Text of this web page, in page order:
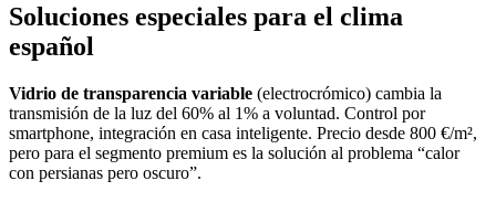
Soluciones especiales para el clima
español
Vidrio de transparencia variable (electrocrómico) cambia la
transmisión de la luz del 60% al 1% a voluntad. Control por
smartphone, integración en casa inteligente. Precio desde 800 €/m²,
pero para el segmento premium es la solución al problema “calor
con persianas pero oscuro”.